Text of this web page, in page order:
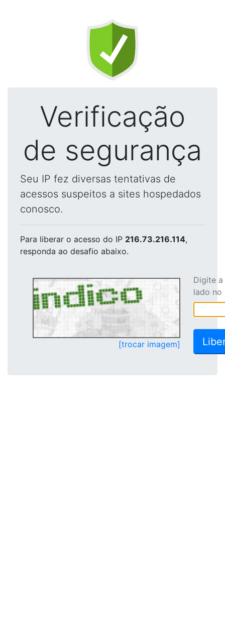
Verificação
de segurança
Seu IP fez diversas tentativas de
acessos suspeitos a sites hospedados
conosco.
Para liberar o acesso do IP 216.73.216.114,
responda ao desafio abaixo.
[trocar imagem]
Digite
lado no